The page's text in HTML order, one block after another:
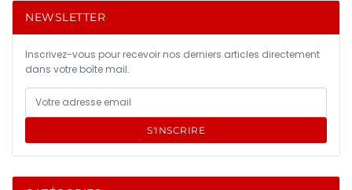
NEWSLETTER
Inscrivez-vous pour recevoir nos derniers articles directement
dans votre boîte mail.
S'INSCRIRE